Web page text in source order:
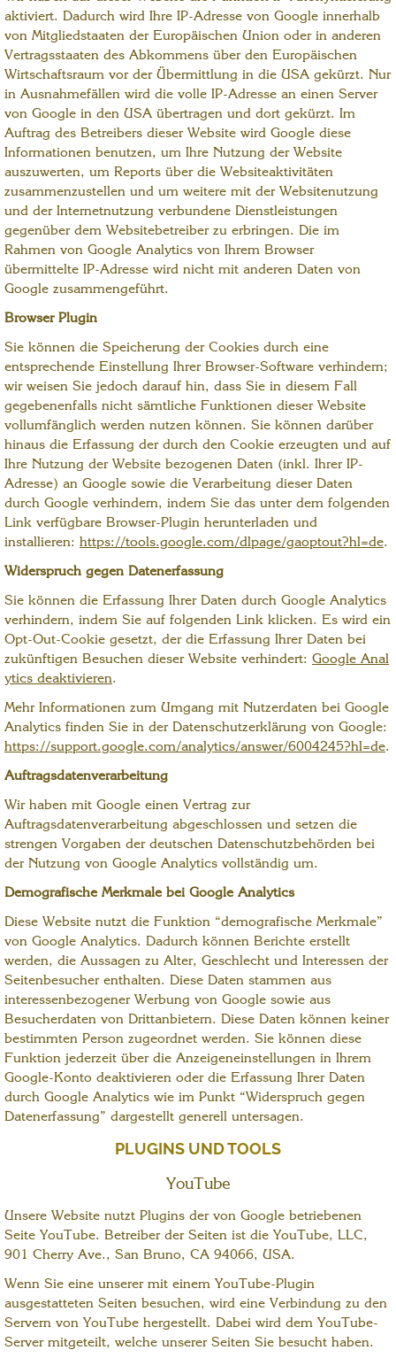
aktiviert. Dadurch wird Ihre IP-Adresse von Google innerhalb
von Mitgliedstaaten der Europäischen Union oder in anderen
Vertragsstaaten des Abkommens über den Europäischen
Wirtschaftsraum vor der Übermittlung in die USA gekürzt. Nur
in Ausnahmefällen wird die volle IP-Adresse an einen Server
von Google in den USA übertragen und dort gekürzt. Im
Auftrag des Betreibers dieser Website wird Google diese
Informationen benutzen, um Ihre Nutzung der Website
auszuwerten, um Reports über die Websiteaktivitäten
zusammenzustellen und um weitere mit der Websitenutzung
und der Internetnutzung verbundene Dienstleistungen
gegenüber dem Websitebetreiber zu erbringen. Die im
Rahmen von Google Analytics von Ihrem Browser
übermittelte IP-Adresse wird nicht mit anderen Daten von
Google zusammengeführt.
Browser Plugin
Sie können die Speicherung der Cookies durch eine
entsprechende Einstellung Ihrer Browser-Software verhindern;
wir weisen Sie jedoch darauf hin, dass Sie in diesem Fall
gegebenenfalls nicht sämtliche Funktionen dieser Website
vollumfänglich werden nutzen können. Sie können darüber
hinaus die Erfassung der durch den Cookie erzeugten und auf
Ihre Nutzung der Website bezogenen Daten (inkl. Ihrer IP-
Adresse) an Google sowie die Verarbeitung dieser Daten
durch Google verhindern, indem Sie das unter dem folgenden
Link verfügbare Browser-Plugin herunterladen und
installieren: https://tools.google.com/dlpage/gaoptout?hl=de.
Widerspruch gegen Datenerfassung
Sie können die Erfassung Ihrer Daten durch Google Analytics
verhindern, indem Sie auf folgenden Link klicken. Es wird ein
Opt-Out-Cookie gesetzt, der die Erfassung Ihrer Daten bei
zukünftigen Besuchen dieser Website verhindert: Google Anal
ytics deaktivieren.
Mehr Informationen zum Umgang mit Nutzerdaten bei Google
Analytics finden Sie in der Datenschutzerklärung von Google:
https://support.google.com/analytics/answer/6004245?hl=de.
Auftragsdatenverarbeitung
Wir haben mit Google einen Vertrag zur
Auftragsdatenverarbeitung abgeschlossen und setzen die
strengen Vorgaben der deutschen Datenschutzbehörden bei
der Nutzung von Google Analytics vollständig um.
Demografische Merkmale bei Google Analytics
Diese Website nutzt die Funktion “demografische Merkmale”
von Google Analytics. Dadurch können Berichte erstellt
werden, die Aussagen zu Alter, Geschlecht und Interessen der
Seitenbesucher enthalten. Diese Daten stammen aus
interessenbezogener Werbung von Google sowie aus
Besucherdaten von Drittanbietern. Diese Daten können keiner
bestimmten Person zugeordnet werden. Sie können diese
Funktion jederzeit über die Anzeigeneinstellungen in Ihrem
Google-Konto deaktivieren oder die Erfassung Ihrer Daten
durch Google Analytics wie im Punkt “Widerspruch gegen
Datenerfassung” dargestellt generell untersagen.
PLUGINS UND TOOLS
YouTube
Unsere Website nutzt Plugins der von Google betriebenen
Seite YouTube. Betreiber der Seiten ist die YouTube, LLC,
901 Cherry Ave., San Bruno, CA 94066, USA.
Wenn Sie eine unserer mit einem YouTube-Plugin
ausgestatteten Seiten besuchen, wird eine Verbindung zu den
Servern von YouTube hergestellt. Dabei wird dem YouTube-
Server mitgeteilt, welche unserer Seiten Sie besucht haben.